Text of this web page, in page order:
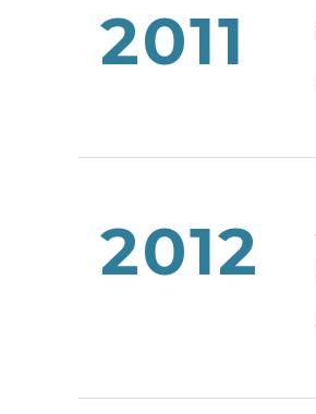
2011
2012